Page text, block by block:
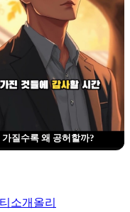
가질수록 왜 공허할까?
소개 올리